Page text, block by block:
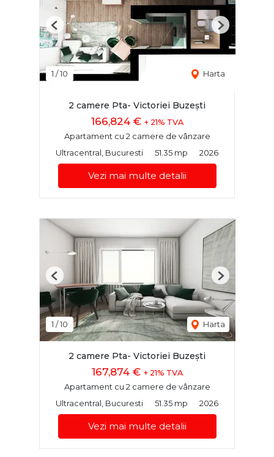
1 /10 Harta
Previous Next
2 camere Pta- Victoriei Buzești
166,824 € + 21% TVA
Apartament cu 2 camere de vânzare
Ultracentral, Bucuresti
51.35 mp 2026
Vezi mai multe detalii
1 /10 Harta
Previous Next
2 camere Pta- Victoriei Buzești
167,874 € + 21% TVA
Apartament cu 2 camere de vânzare
Ultracentral, Bucuresti
51.35 mp 2026
Vezi mai multe detalii